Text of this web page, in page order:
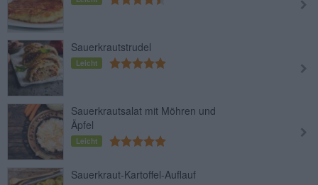
Sauerkrautstrudel
Leicht
Sauerkrautsalat mit Möhren und
Äpfel
Leicht
Sauerkraut-Kartoffel-Auflauf